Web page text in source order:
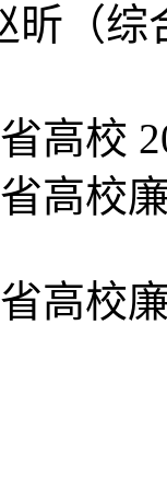
昕（综
高校
高校
高校